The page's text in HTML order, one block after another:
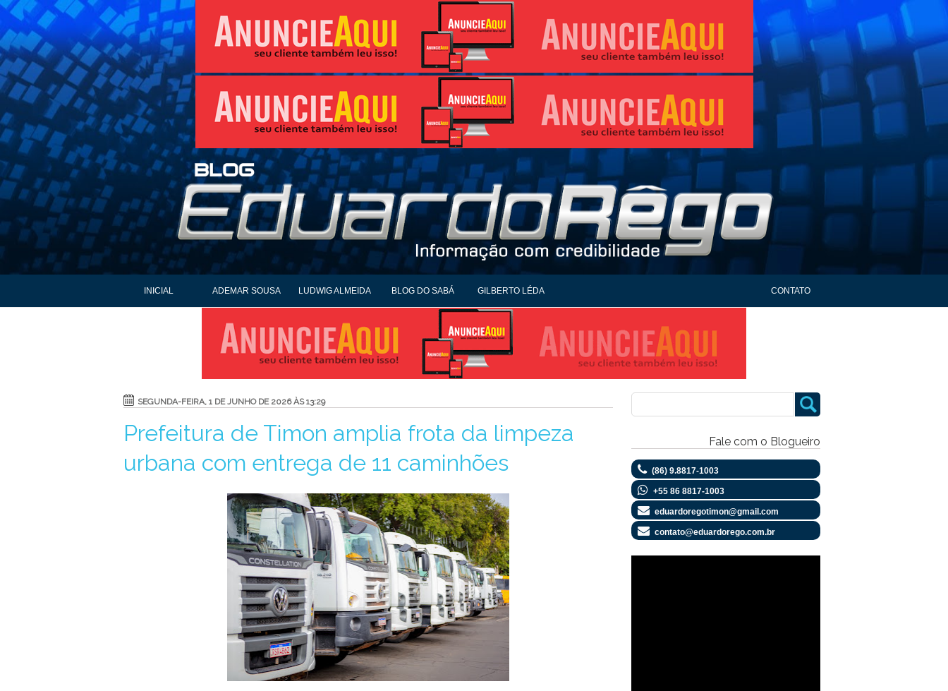
INICIAL ADEMAR SOUSA LUDWIG ALMEIDA BLOG DO SABÁ GILBERTO LÉDA CONTATO
SEGUNDA-FEIRA, 1 DE JUNHO DE 2026 ÀS 13:29
Prefeitura de Timon amplia frota da limpeza
urbana com entrega de 11 caminhões
Fale com o Blogueiro
(86) 9.8817-1003
+55 86 8817-1003
eduardoregotimon@gmail.com
contato@eduardorego.com.br